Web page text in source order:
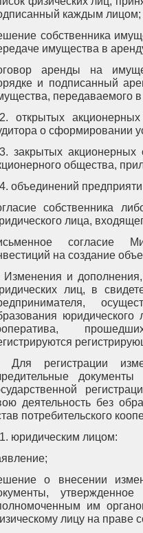
каждым лицом;
собственника
имущества в
аренды на
и подписанный
передаваемого
открытых
о сформировании
закрытых акционерных
общества,
объединений
собственника
лица,
согласие
на создание
Изменения и
лиц, в
юридического
Для регистрации
деятельность без
потребительского
юридическим лицом:
о внесении
утвержденное
им
лицу на праве